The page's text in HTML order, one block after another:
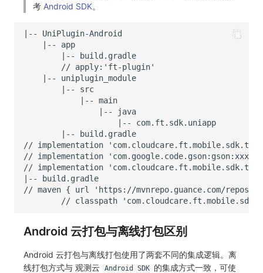
考 Android SDK。
Android 云打包与离线打包区别
Android 云打包与离线打包使用了两套不同的集成逻辑。离
线打包方式与 观测云
Android SDK
的集成方式一致，可使